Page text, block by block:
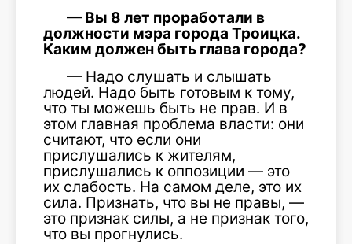
— Вы 8 лет проработали в
должности мэра города Троицка.
Каким должен быть глава города?
— Надо слушать и слышать
людей. Надо быть готовым к тому,
что ты можешь быть не прав. И в
этом главная проблема власти: они
считают, что если они
прислушались к жителям,
прислушались к оппозиции — это
их слабость. На самом деле, это их
сила. Признать, что вы не правы, —
это признак силы, а не признак того,
что вы прогнулись.